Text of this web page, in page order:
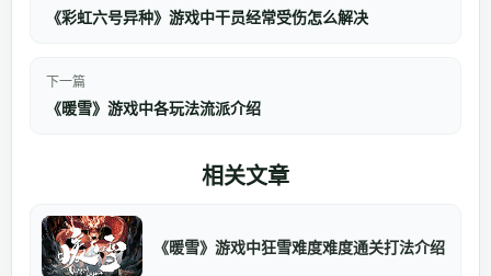
《彩虹六号异种》游戏中干员经常受伤怎么解决
下一篇
《暖雪》游戏中各玩法流派介绍
相关文章
《暖雪》游戏中狂雪难度难度通关打法介绍